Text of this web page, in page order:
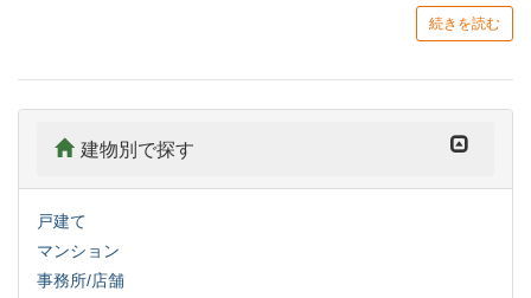
続きを読む
建物別で探す
戸建て
マンション
事務所/店舗